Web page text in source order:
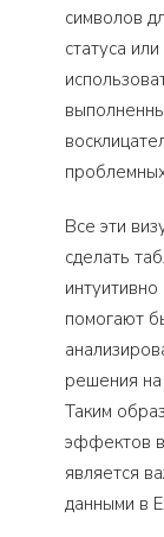
символов
статуса
Все эти
сделать
помогают
решения
Таким
эффектов
является
данными в